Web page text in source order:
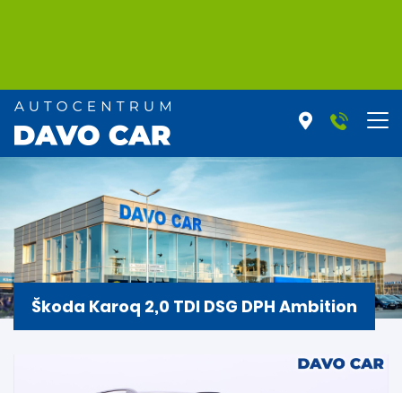
Škoda Karoq 2,0 TDI DSG DPH Ambition